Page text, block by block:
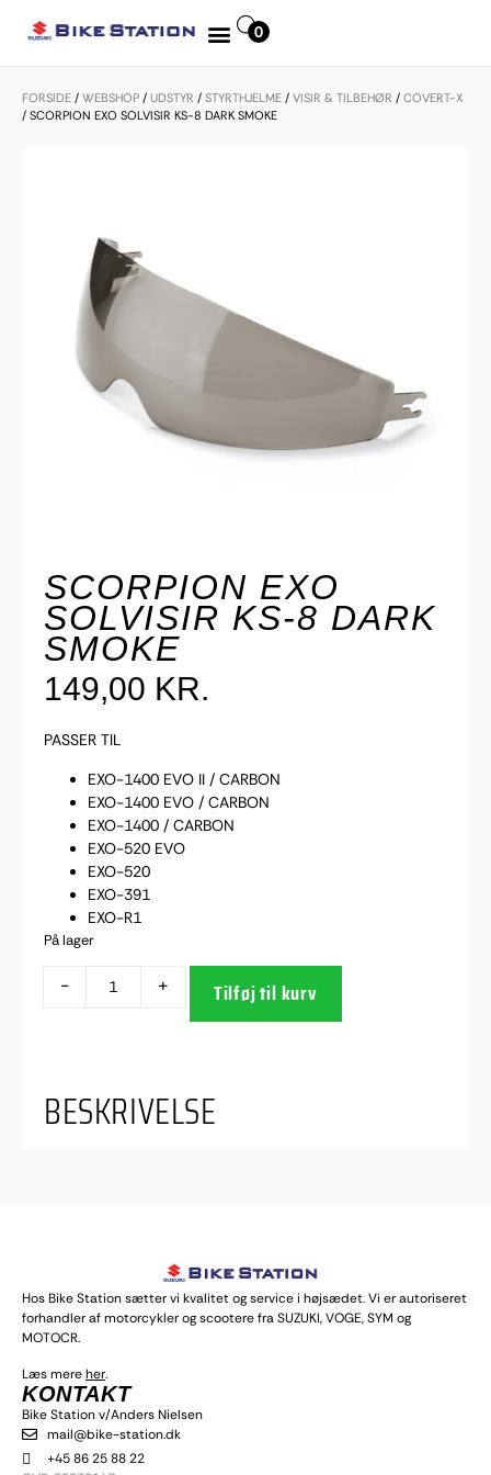
0
INDKØBSKURV
I alt
FORSIDE / WEBSHOP / UDSTYR / STYRTHJELME / VISIR & TILBEHØR / COVERT-X
/ SCORPION EXO SOLVISIR KS-8 DARK SMOKE
SCORPION EXO
SOLVISIR KS-8 DARK
SMOKE
149,00 KR.
PASSER TIL
EXO-1400 EVO II / CARBON
EXO-1400 EVO / CARBON
EXO-1400 / CARBON
EXO-520 EVO
EXO-520
EXO-391
EXO-R1
På lager
- + Tilføj til kurv
BESKRIVELSE
Hos Bike Station sætter vi kvalitet og service i højsædet. Vi er autoriseret
forhandler af motorcykler og scootere fra SUZUKI, VOGE, SYM og
MOTOCR.
Læs mereher.
KONTAKT
Bike Station v/Anders Nielsen
mail@bike-station.dk
+45 86 25 88 22